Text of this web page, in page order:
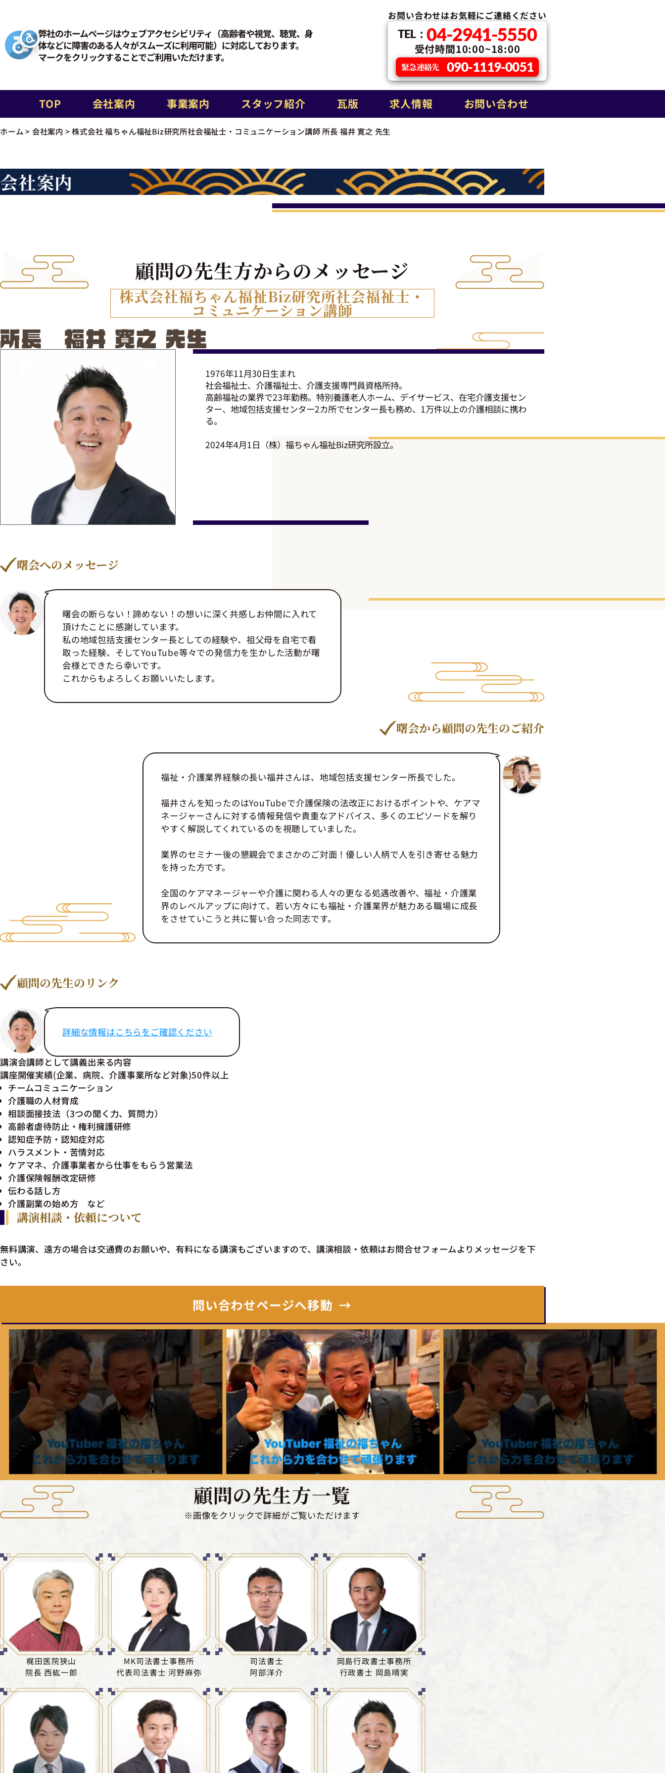
弊社のホームページはウェブアクセシビリティ（高齢者や視覚、聴覚、身
体などに障害のある人々がスムーズに利用可能）に対応しております。
マークをクリックすることでご利用いただけます。
お問い合わせはお気軽にご連絡ください
TEL： 04-2941-5550
受付時間10:00~18:00
緊急連絡先 090-1119-0051
TOP 会社案内 事業案内 スタッフ紹介 瓦版 求人情報 お問い合わせ
ホーム > 会社案内 >株式会社 福ちゃん福祉Biz研究所社会福祉士・コミュニケーション講師 所長 福井 寛之 先生
会社案内
顧問の先生方からのメッセージ
株式会社福ちゃん福祉Biz研究所社会福祉士・
コミュニケーション講師
1976年11月30日生まれ
社会福祉士、介護福祉士、介護支援専門員資格所持。
高齢福祉の業界で23年勤務。特別養護老人ホーム、デイサービス、在宅介護支援セン
ター、地域包括支援センター2カ所でセンター長も務め、1万件以上の介護相談に携わ
る。
2024年4月1日（株）福ちゃん福祉Biz研究所設立。
曙会へのメッセージ
曙会の断らない！諦めない！の想いに深く共感しお仲間に入れて
頂けたことに感謝しています。
私の地域包括支援センター長としての経験や、祖父母を自宅で看
取った経験、そしてYouTube等々での発信力を生かした活動が曙
会様とできたら幸いです。
これからもよろしくお願いいたします。
曙会から顧問の先生のご紹介
福祉・介護業界経験の長い福井さんは、地域包括支援センター所長でした。
福井さんを知ったのはYouTubeで介護保険の法改正におけるポイントや、ケアマ
ネージャーさんに対する情報発信や貴重なアドバイス、多くのエピソードを解り
やすく解説してくれているのを視聴していました。
業界のセミナー後の懇親会でまさかのご対面！優しい人柄で人を引き寄せる魅力
を持った方です。
全国のケアマネージャーや介護に関わる人々の更なる処遇改善や、福祉・介護業
界のレベルアップに向けて、若い方々にも福祉・介護業界が魅力ある職場に成長
をさせていこうと共に誓い合った同志です。
顧問の先生のリンク
詳細な情報はこちらをご確認ください
講演会講師として講義出来る内容
講座開催実績(企業、病院、介護事業所など対象)50件以上
チームコミュニケーション
介護職の人材育成
相談面接技法（3つの聞く力、質問力）
高齢者虐待防止・権利擁護研修
認知症予防・認知症対応
ハラスメント・苦情対応
ケアマネ、介護事業者から仕事をもらう営業法
介護保険報酬改定研修
伝わる話し方
介護副業の始め方 など
講演相談・依頼について
無料講演、遠方の場合は交通費のお願いや、有料になる講演もございますので、講演相談・依頼はお問合せフォームよりメッセージを下
さい。
問い合わせページへ移動
顧問の先生方一覧
※画像をクリックで詳細がご覧いただけます
梶田医院狭山
院長 西紘一郎
MK司法書士事務所
代表司法書士 河野麻弥
司法書士
阿部洋介
岡島行政書士事務所
行政書士 岡島晴実